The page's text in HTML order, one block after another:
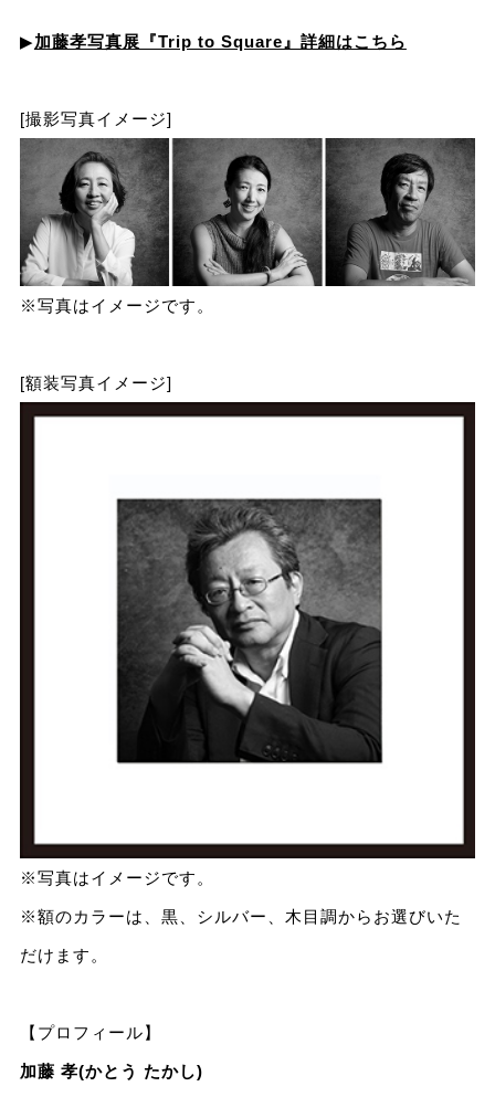
▶加藤孝写真展『Trip to Square』詳細はこちら
[撮影写真イメージ]
※写真はイメージです。
[額装写真イメージ]
※写真はイメージです。
※額のカラーは、黒、シルバー、木目調からお選びいた
だけます。
【プロフィール】
加藤 孝(かとう たかし)